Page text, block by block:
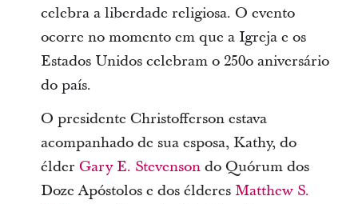
celebra a liberdade religiosa. O evento
ocorre no momento em que a Igreja e os
Estados Unidos celebram o 250o aniversário
do país.
O presidente Christofferson estava
acompanhado de sua esposa, Kathy, do
élder Gary E. Stevensondo Quórum dos
Doze Apóstolos e dos élderes Matthew S.